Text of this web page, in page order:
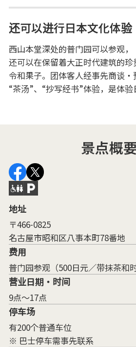
还可以进行日本文化体验
西山本堂深处的普门园可以参观，
还可以在保留着大正时代建筑的
令和果子。团体客人经事先商谈
“茶汤”、“抄写经书”体验，是体验
景点概
地址
〒466-0825
名古屋市昭和区八事本町78番地
费用
普门园参观（500日元／带抹茶和
营业日期・时间
9点～17点
停车场
有200个普通车位
※ 巴士停车需事先联系